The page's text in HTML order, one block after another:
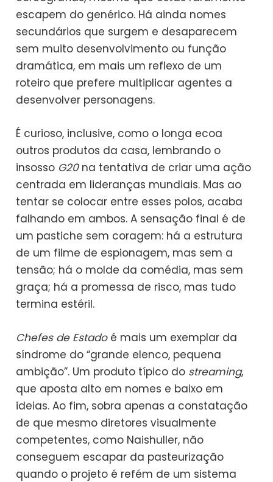
escapem do genérico. Há ainda nomes
secundários que surgem e desaparecem
sem muito desenvolvimento ou função
dramática, em mais um reflexo de um
roteiro que prefere multiplicar agentes a
desenvolver personagens.
É curioso, inclusive, como o longa ecoa
outros produtos da casa, lembrando o
insosso G20na tentativa de criar uma ação
centrada em lideranças mundiais. Mas ao
tentar se colocar entre esses polos, acaba
falhando em ambos. A sensação final é de
um pastiche sem coragem: há a estrutura
de um filme de espionagem, mas sem a
tensão; há o molde da comédia, mas sem
graça; há a promessa de risco, mas tudo
termina estéril.
Chefes de Estadoé mais um exemplar da
síndrome do “grande elenco, pequena
ambição”. Um produto típico do streaming,
que aposta alto em nomes e baixo em
ideias. Ao fim, sobra apenas a constatação
de que mesmo diretores visualmente
competentes, como Naishuller, não
conseguem escapar da pasteurização
quando o projeto é refém de um sistema